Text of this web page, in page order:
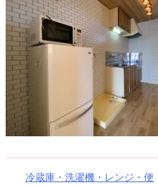
冷蔵庫・洗濯機・レンジ・便